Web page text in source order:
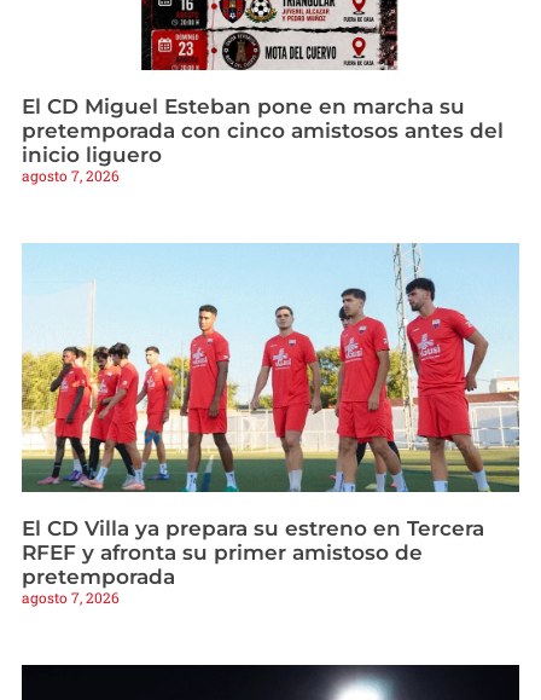
El CD Miguel Esteban pone en marcha su
pretemporada con cinco amistosos antes del
inicio liguero
agosto 7, 2026
El CD Villa ya prepara su estreno en Tercera
RFEF y afronta su primer amistoso de
pretemporada
agosto 7, 2026